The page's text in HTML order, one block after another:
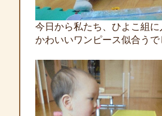
今日から私たち、ひよこ組
かわいいワンピース似合うで